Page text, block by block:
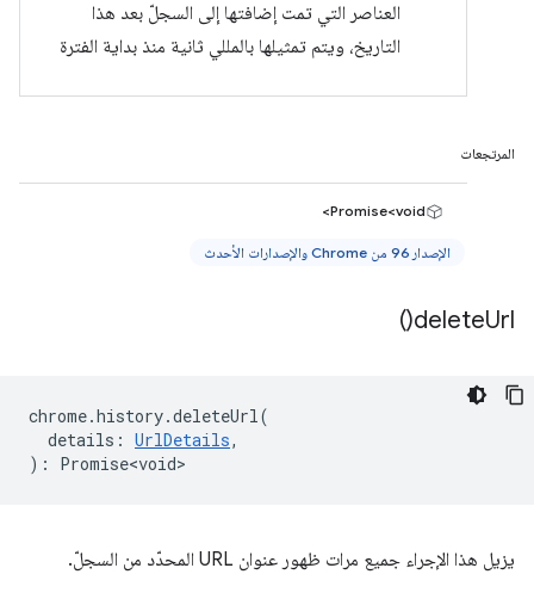
العناصر التي تمت إضافتها إلى السجلّ بعد هذا
التاريخ، ويتم تمثيلها بالمللي ثانية منذ بداية الفترة
المرتجعات
Promise<void>
الإصدار 96 من Chrome والإصدارات الأحدث
deleteUrl(
)
chrome.history.deleteUrl(
details : UrlDetails,
) : Promise<void>
يزيل هذا الإجراء جميع مرات ظهور عنوان URL المحدّد من السجلّ.